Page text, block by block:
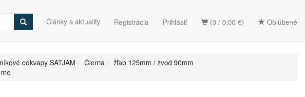
(0 / 0,00 €) Obľúbené
Články a aktuality Registrácia Prihlásiť
odkvapy SATJAM Čierna
žľab 125mm / zvod 90mm